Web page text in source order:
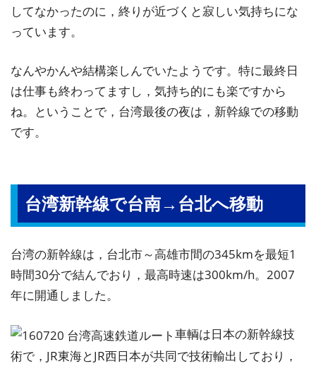
してなかったのに，終りが近づくと寂しい気持ちにな
っています。
なんやかんや結構楽しんでいたようです。特に最終日
は仕事も終わってますし，気持ち的にも楽ですから
ね。ということで，台湾最後の夜は，新幹線での移動
です。
台湾新幹線で台南→台北へ移動
台湾の新幹線は，台北市～高雄市間の345kmを最短1
時間30分で結んでおり，最高時速は300km/h。2007
年に開通しました。
車輌は日本の新幹線技
術で，JR東海とJR西日本が共同で技術輸出しており，